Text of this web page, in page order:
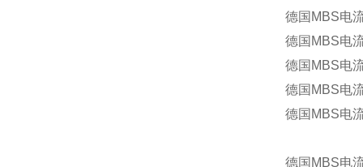
德国MBS电
德国MBS电
德国MBS电
德国MBS电
德国MBS电
德国MBS电